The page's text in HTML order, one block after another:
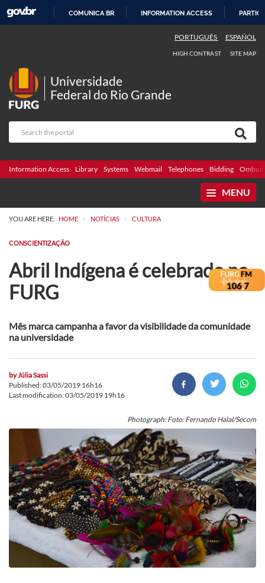
COMUNICA BR INFORMATION ACCESS
PORTUGUÊS ESPAÑOL
HIGH CONTRAST SITE MAP
Universidade
Federal do Rio Grande
Information Access Library Systems Webmail Telephones Bidding
MENU
YOU ARE HERE: HOME > NOTÍCIAS > CULTURA
CONSCIENTIZAÇÃO
Abril Indígena é celebrado na
FURG
Mês marca campanha a favor da visibilidade da comunidade
na universidade
byJúlia Sassi
Published: 03/05/2019 16h16
Last modification: 03/05/2019 19h16
Photograph: Foto: Fernando Halal/Secom